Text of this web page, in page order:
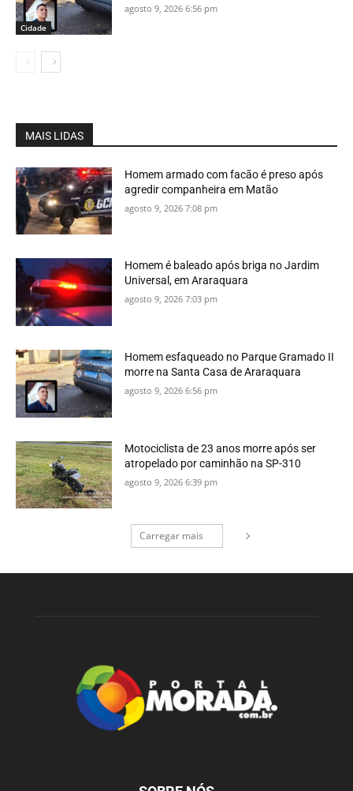
Cidade
agosto 9, 2026 6:56 pm
MAIS LIDAS
Homem armado com facão é preso após
agredir companheira em Matão
agosto 9, 2026 7:08 pm
Homem é baleado após briga no Jardim
Universal, em Araraquara
agosto 9, 2026 7:03 pm
Homem esfaqueado no Parque Gramado II
morre na Santa Casa de Araraquara
agosto 9, 2026 6:56 pm
Motociclista de 23 anos morre após ser
atropelado por caminhão na SP-310
agosto 9, 2026 6:39 pm
Carregar mais